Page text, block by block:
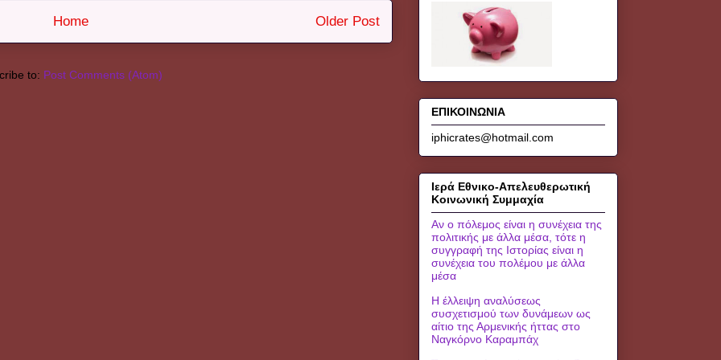
Older Post
Home
to: Post Comments (Atom)
ΕΠΙΚΟΙΝΩΝΙΑ
iphicrates@hotmail.com
Ιερά Εθνικο-Απελευθερωτική
Κοινωνική Συμμαχία
Αν ο πόλεμος είναι η συνέχεια της
πολιτικής με άλλα μέσα, τότε η
συγγραφή της Ιστορίας είναι η
συνέχεια του πολέμου με άλλα
μέσα
Η έλλειψη αναλύσεως
συσχετισμού των δυνάμεων ως
αίτιο της Αρμενικής ήττας στο
Ναγκόρνο Καραμπάχ